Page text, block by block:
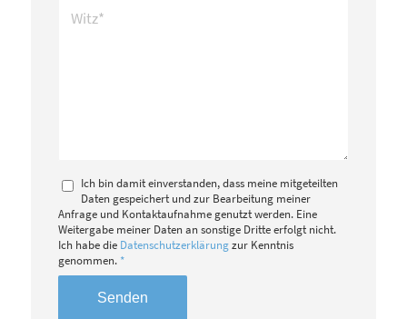
Ich bin damit einverstanden, dass meine mitgeteilten
Daten gespeichert und zur Bearbeitung meiner
Anfrage und Kontaktaufnahme genutzt werden. Eine
Weitergabe meiner Daten an sonstige Dritte erfolgt nicht.
Ich habe die Datenschutzerklärungzur Kenntnis
genommen. *